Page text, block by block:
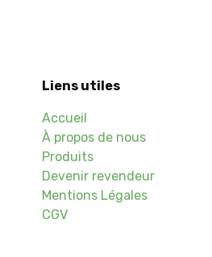
Liens utiles
Accueil
À propos de nous
Produits
Devenir revendeur
Mentions Légales
CGV